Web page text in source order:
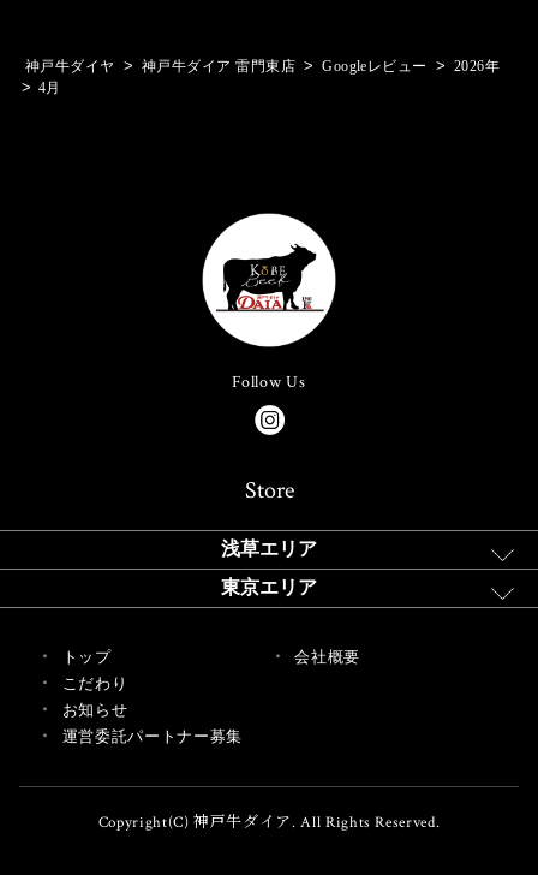
神戸牛ダイヤ > 神戸牛ダイア 雷門東店 > Googleレビュー > 2026年
> 4月
Follow Us
Store
浅草エリア
東京エリア
トップ
こだわり
お知らせ
運営委託パートナー募集
会社概要
Copyright(C) 神戸牛ダイア. All Rights Reserved.